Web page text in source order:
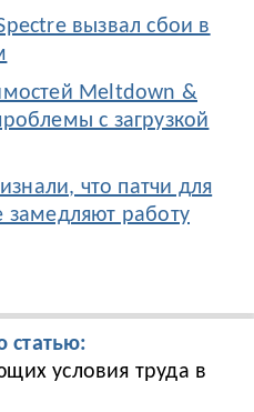
вызвал сбои в
Meltdown &
с загрузкой
что патчи для
работу
статью:
условия труда в